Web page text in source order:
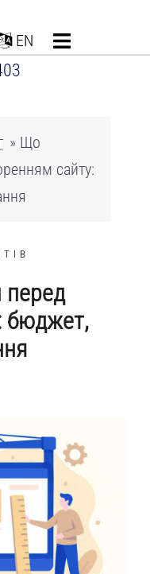
EN
» Що
сайту:
перед
бюджет,